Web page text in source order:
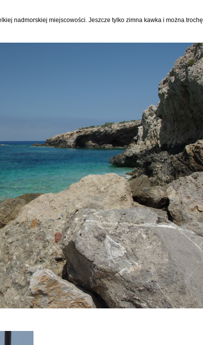
nadmorskiej miejscowości. Jeszcze tylko zimna kawka i można trochę